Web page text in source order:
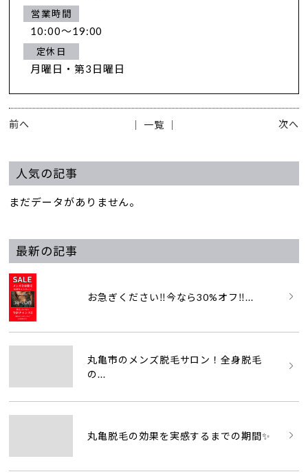
営業時間
10:00～19:00
定休日
月曜日・第3日曜日
前へ 次へ
│ 一覧 │
人気の記事
まだデータがありません。
最新の記事
お急ぎください‼️今なら30%オフ‼...
丸亀市のメンズ脱毛サロン！全身脱毛
の...
丸亀脱毛の効果を実感するまでの期間✨